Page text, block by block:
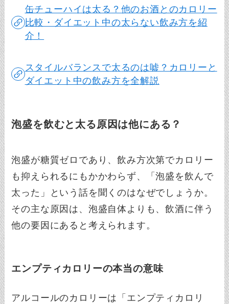
缶チューハイは太る？他のお酒とのカロリー
比較・ダイエット中の太らない飲み方を紹
介！
スタイルバランスで太るのは嘘？カロリーと
ダイエット中の飲み方を全解説
泡盛を飲むと太る原因は他にある？
泡盛が糖質ゼロであり、飲み方次第でカロリー
も抑えられるにもかかわらず、「泡盛を飲んで
太った」という話を聞くのはなぜでしょうか。
その主な原因は、泡盛自体よりも、飲酒に伴う
他の要因にあると考えられます。
エンプティカロリーの本当の意味
アルコールのカロリーは「エンプティカロリ